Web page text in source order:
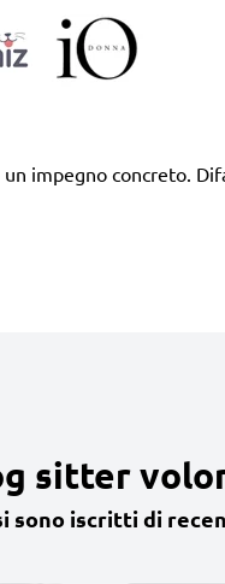
impegno concreto.
sitter
sono iscritti di